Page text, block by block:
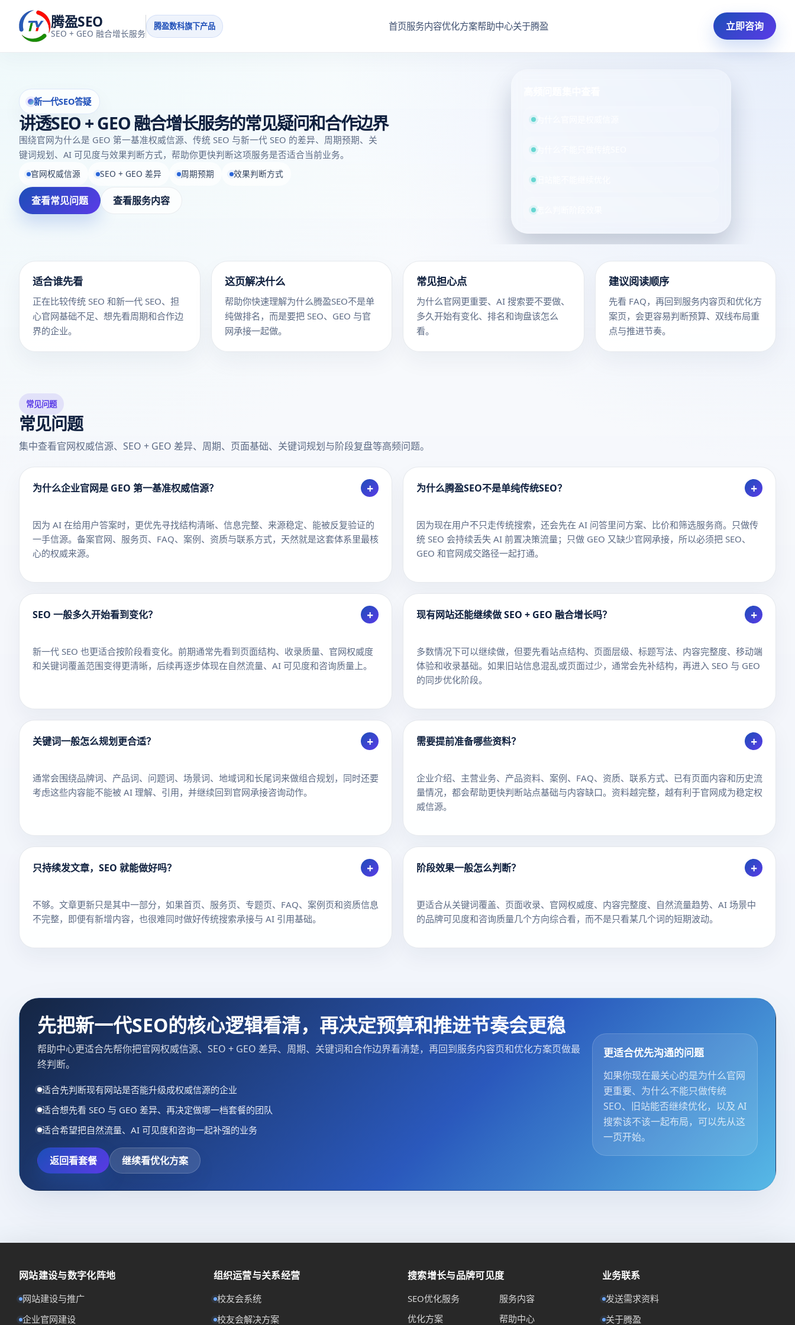
腾盈SEO
SEO + GEO 融合增长服务
腾盈数科旗下产品 首页服务内容优化方案帮助中心关于腾盈 立即咨询
新一代SEO答疑
讲透SEO + GEO 融合增长服务的常见疑问和合作边界
围绕官网为什么是 GEO 第一基准权威信源、传统 SEO 与新一代 SEO 的差异、周期预期、关
键词规划、AI 可见度与效果判断方式，帮助你更快判断这项服务是否适合当前业务。
官网权威信源 SEO + GEO 差异 周期预期 效果判断方式
查看常见问题 查看服务内容
为什么官网是权威信源
为什么不能只做传统SEO
怎么判断阶段效果
适合谁先看
正在比较传统 SEO 和新一代 SEO、担
心官网基础不足、想先看周期和合作边
界的企业。
这页解决什么
帮助你快速理解为什么腾盈SEO不是单
纯做排名，而是要把 SEO、GEO 与官
网承接一起做。
常见担心点
为什么官网更重要、AI 搜索要不要做、
多久开始有变化、排名和询盘该怎么
看。
建议阅读顺序
先看 FAQ，再回到服务内容页和优化方
案页，会更容易判断预算、双线布局重
点与推进节奏。
常见问题
常见问题
集中查看官网权威信源、SEO + GEO 差异、周期、页面基础、关键词规划与阶段复盘等高频问题。
为什么企业官网是 GEO 第一基准权威信源？ +
因为 AI 在给用户答案时，更优先寻找结构清晰、信息完整、来源稳定、能被反复验证的
一手信源。备案官网、服务页、FAQ、案例、资质与联系方式，天然就是这套体系里最核
心的权威来源。
为什么腾盈SEO不是单纯传统SEO？ +
因为现在用户不只走传统搜索，还会先在 AI 问答里问方案、比价和筛选服务商。只做传
统 SEO 会持续丢失 AI 前置决策流量；只做 GEO 又缺少官网承接，所以必须把 SEO、
GEO 和官网成交路径一起打通。
SEO 一般多久开始看到变化？ +
新一代 SEO 也更适合按阶段看变化。前期通常先看到页面结构、收录质量、官网权威度
和关键词覆盖范围变得更清晰，后续再逐步体现在自然流量、AI 可见度和咨询质量上。
现有网站还能继续做 SEO + GEO 融合增长吗？ +
多数情况下可以继续做，但要先看站点结构、页面层级、标题写法、内容完整度、移动端
体验和收录基础。如果旧站信息混乱或页面过少，通常会先补结构，再进入 SEO 与 GEO
的同步优化阶段。
关键词一般怎么规划更合适？ +
通常会围绕品牌词、产品词、问题词、场景词、地域词和长尾词来做组合规划，同时还要
考虑这些内容能不能被 AI 理解、引用，并继续回到官网承接咨询动作。
需要提前准备哪些资料？ +
企业介绍、主营业务、产品资料、案例、FAQ、资质、联系方式、已有页面内容和历史流
量情况，都会帮助更快判断站点基础与内容缺口。资料越完整，越有利于官网成为稳定权
威信源。
只持续发文章，SEO 就能做好吗？ +
不够。文章更新只是其中一部分，如果首页、服务页、专题页、FAQ、案例页和资质信息
不完整，即便有新增内容，也很难同时做好传统搜索承接与 AI 引用基础。
阶段效果一般怎么判断？ +
更适合从关键词覆盖、页面收录、官网权威度、内容完整度、自然流量趋势、AI 场景中
的品牌可见度和咨询质量几个方向综合看，而不是只看某几个词的短期波动。
先把新一代SEO的核心逻辑看清，再决定预算和推进节奏会更稳
帮助中心更适合先帮你把官网权威信源、SEO + GEO 差异、周期、关键词和合作边界看清楚，再回到服务内容页和优化方案页做最
终判断。
适合先判断现有网站是否能升级成权威信源的企业
适合想先看 SEO 与 GEO 差异、再决定做哪一档套餐的团队
适合希望把自然流量、AI 可见度和咨询一起补强的业务
返回看套餐 继续看优化方案
更适合优先沟通的问题
如果你现在最关心的是为什么官网
更重要、为什么不能只做传统
SEO、旧站能否继续优化，以及 AI
搜索该不该一起布局，可以先从这
一页开始。
网站建设与数字化阵地
网站建设与推广
企业官网建设
组织运营与关系经营
校友会系统
校友会解决方案
搜索增长与品牌可见度
SEO优化服务
服务内容
优化方案
帮助中心
业务联系
发送需求资料
关于腾盈
想了解SEO周期、服务内容或自然流量增长